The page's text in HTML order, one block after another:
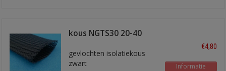
kous NGTS30 20-40
gevlochten isolatiekous
zwart
€4,80
Informatie